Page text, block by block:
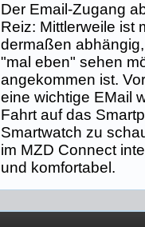
Der Email-Zugang
Reiz: Mittlerweile ist
dermaßen
"mal eben" sehen
angekommen ist.
eine wichtige EMail
Fahrt auf das
Smartwatch zu
im MZD Connect
und komfortabel.